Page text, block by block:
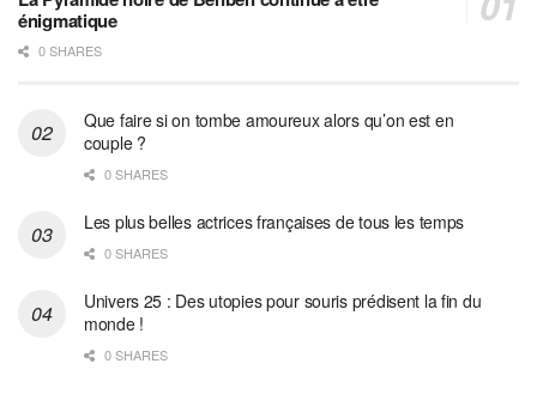
énigmatique
0 SHARES
Que faire si on tombe amoureux alors qu’on est en
couple ?
0 SHARES
Les plus belles actrices françaises de tous les temps
0 SHARES
Univers 25 : Des utopies pour souris prédisent la fin du
monde !
0 SHARES